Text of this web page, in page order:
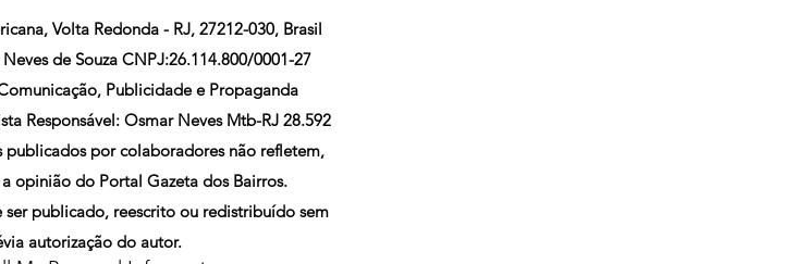
Volta Redonda - RJ, 27212-030, Brasil
de Souza CNPJ:26.114.800/0001-27
Publicidade e Propaganda
Responsável: Osmar Neves Mtb-RJ 28.592
publicados por colaboradores não refletem,
a opinião do Portal Gazeta dos Bairros.
publicado, reescrito ou redistribuído sem
autorização do autor.